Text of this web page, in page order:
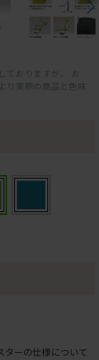
ておりますが、 お
り実際の商品と色味
ターの仕様について